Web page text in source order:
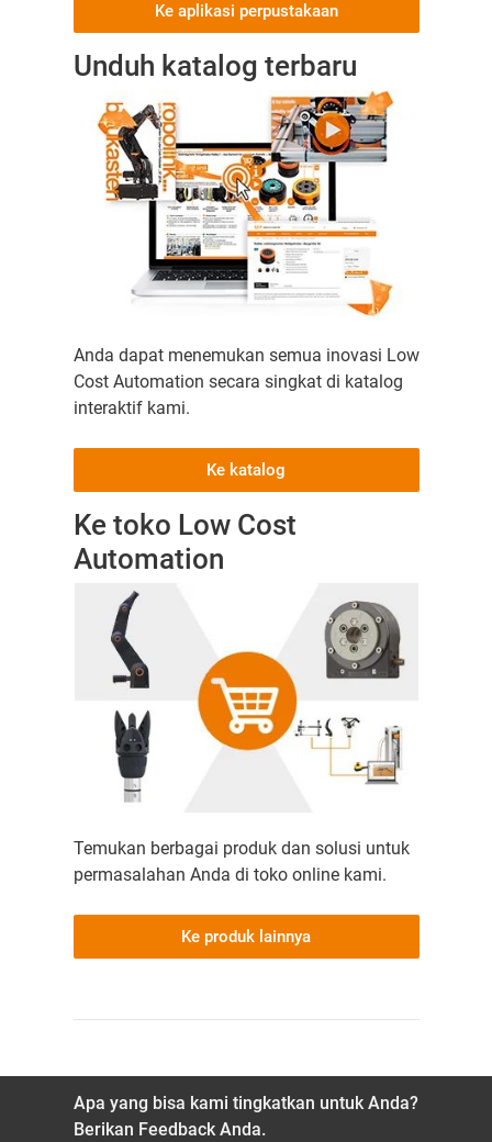
Ke aplikasi perpustakaan
Unduh katalog terbaru
Anda dapat menemukan semua inovasi Low
Cost Automation secara singkat di katalog
interaktif kami.
Ke katalog
Ke toko Low Cost
Automation
Temukan berbagai produk dan solusi untuk
permasalahan Anda di toko online kami.
Ke produk lainnya
Apa yang bisa kami tingkatkan untuk Anda?
Berikan Feedback Anda.